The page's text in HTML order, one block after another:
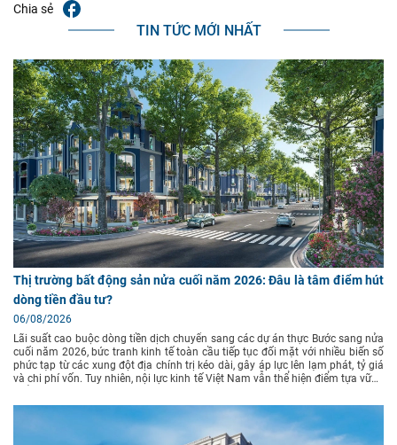
Chia sẻ
TIN TỨC MỚI NHẤT
Thị trường bất động sản nửa cuối năm 2026: Đâu là tâm điểm hút
dòng tiền đầu tư?
06/08/2026
Lãi suất cao buộc dòng tiền dịch chuyển sang các dự án thực Bước sang nửa
cuối năm 2026, bức tranh kinh tế toàn cầu tiếp tục đối mặt với nhiều biến số
phức tạp từ các xung đột địa chính trị kéo dài, gây áp lực lên lạm phát, tỷ giá
và chi phí vốn. Tuy nhiên, nội lực kinh tế Việt Nam vẫn thể hiện điểm tựa vững
ổn định và hành lang pháp lý bất động sản ngày càng hoàn thiện. Theo báo
cáo nghiên cứu thị trường từ Viện Nghiên cứu Kinh tế - tài chính - bất động
sản Dat Xanh Services (DXS-FERI), mặt bằng lãi suất vay mua bất động sản